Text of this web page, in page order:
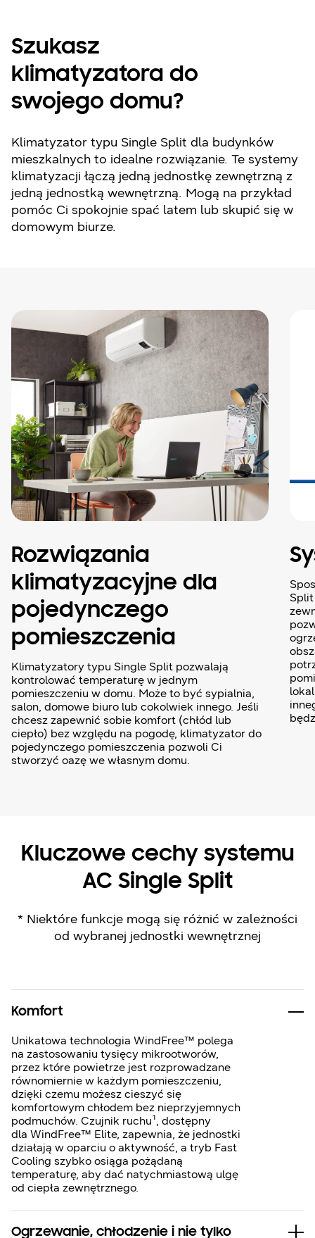
Szukasz
klimatyzatora do
swojego domu?
Klimatyzator typu Single Split dla budynków
mieszkalnych to idealne rozwiązanie. Te systemy
klimatyzacji łączą jedną jednostkę zewnętrzną z
jedną jednostką wewnętrzną. Mogą na przykład
pomóc Ci spokojnie spać latem lub skupić się w
domowym biurze.
Rozwiązania
klimatyzacyjne dla
pojedynczego
pomieszczenia
Klimatyzatory typu Single Split pozwalają
kontrolować temperaturę w jednym
pomieszczeniu w domu. Może to być sypialnia,
salon, domowe biuro lub cokolwiek innego. Jeśli
chcesz zapewnić sobie komfort (chłód lub
ciepło) bez względu na pogodę, klimatyzator do
pojedynczego pomieszczenia pozwoli Ci
stworzyć oazę we własnym domu.
Kluczowe cechy systemu
AC Single Split
* Niektóre funkcje mogą się różnić w zależności
od wybranej jednostki wewnętrznej
Komfort
Unikatowa technologia WindFree™ polega
na zastosowaniu tysięcy mikrootworów,
przez które powietrze jest rozprowadzane
równomiernie w każdym pomieszczeniu,
dzięki czemu możesz cieszyć się
komfortowym chłodem bez nieprzyjemnych
podmuchów. Czujnik ruchu¹, dostępny
dla WindFree™ Elite, zapewnia, że jednostki
działają w oparciu o aktywność, a tryb Fast
Cooling szybko osiąga pożądaną
temperaturę, aby dać natychmiastową ulgę
od ciepła zewnętrznego.
Ogrzewanie, chłodzenie i nie tylko